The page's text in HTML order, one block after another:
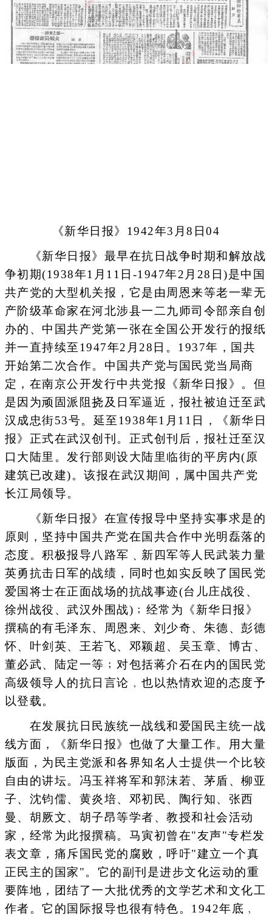
《新华日报》1942年3月8日04
《新华日报》最早在抗日战争时期和解放战
争初期(1938年1月11日-1947年2月28日)是中国
共产党的大型机关报，它是由周恩来等老一辈无
产阶级革命家在河北涉县一二九师司令部亲自创
办的、中国共产党第一张在全国公开发行的报纸
并一直持续至1947年2月28日。1937年，国共
开始第二次合作。中国共产党与国民党当局商
定，在南京公开发行中共党报《新华日报》。但
是因为顽固派阻挠及日军逼近，报社被迫迁至武
汉成忠街53号。延至1938年1月11日，《新华日
报》正式在武汉创刊。正式创刊后，报社迁至汉
口大陆里。发行部则设大陆里临街的平房内(原
建筑已改建)。该报在武汉期间，属中国共产党
长江局领导。
《新华日报》在宣传报导中坚持实事求是的
原则，坚持中国共产党在国共合作中光明磊落的
态度。积极报导八路军﹑新四军等人民武装力量
英勇抗击日军的战绩，同时也如实反映了国民党
爱国将士在正面战场的抗战事迹(台儿庄战役、
徐州战役、武汉外围战)﹔经常为《新华日报》
撰稿的有毛泽东、周恩来、刘少奇、朱德、彭德
怀、叶剑英、王若飞、邓颖超、吴玉章、博古、
董必武、陆定一等﹔对包括蒋介石在内的国民党
高级领导人的抗日言论﹐也以热情欢迎的态度予
以登载。
在发展抗日民族统一战线和爱国民主统一战
线方面，《新华日报》也做了大量工作。用大量
版面，为民主党派和各界知名人士提供一个比较
自由的讲坛。冯玉祥将军和郭沫若、茅盾、柳亚
子、沈钧儒、黄炎培、邓初民、陶行知、张西
曼、胡厥文、胡子昂等学者、教授和社会活动
家，经常为此报撰稿。马寅初曾在"友声"专栏发
表文章，痛斥国民党的腐败，呼吁"建立一个真
正民主的国家"。它的副刊是进步文化运动的重
要阵地，团结了一大批优秀的文学艺术和文化工
作者。它的国际报导也很有特色。1942年底﹐